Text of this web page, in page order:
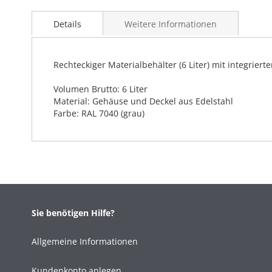
Details
Rechteckiger Materialbehälter (6 Liter) mit
Volumen Brutto: 6 Liter
Material: Gehäuse und Deckel aus Edelstahl
Farbe: RAL 7040 (grau)
Weitere Informationen
Sie benötigen Hilfe?
Allgemeine Informationen